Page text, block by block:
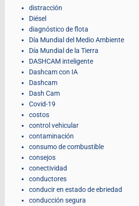
distracción
Diésel
diagnóstico de flota
Día Mundial del Medio Ambiente
Día Mundial de la Tierra
DASHCAM inteligente
Dashcam con IA
Dashcam
Dash Cam
Covid-19
costos
control vehicular
contaminación
consumo de combustible
consejos
conectividad
conductores
conducir en estado de ebriedad
conducción segura